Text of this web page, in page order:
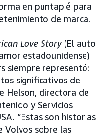
en puntapié para
de marca.
Love Story (El auto
estadounidense)
siempre representó:
significativos de
Helson, directora de
y Servicios
“Estas son historias
Volvos sobre las